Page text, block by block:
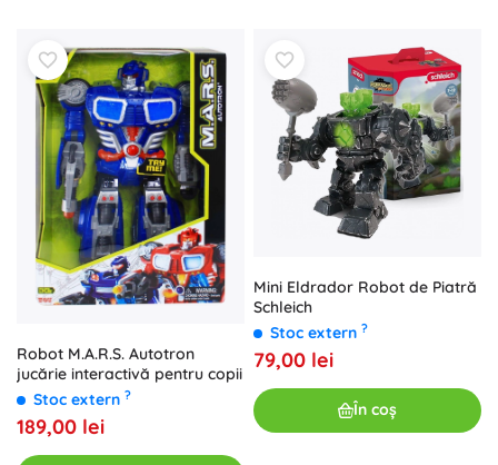
Robot M.A.R.S. Autotron
jucărie interactivă pentru copii
Stoc extern ?
189,00 lei
Mini Eldrador Robot de Piatră
Schleich
Stoc extern ?
79,00 lei
În coș